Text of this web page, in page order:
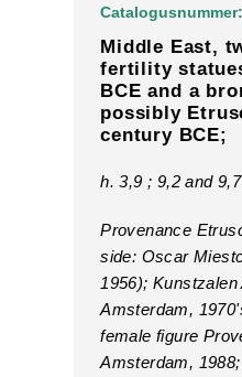
Middle East,
fertility
BCE and a
possibly
century BCE;
h. 3,9 ; 9,2 and
Provenance
side: Oscar
1956); Kunstzalen
Amsterdam,
female figure
Amsterdam,